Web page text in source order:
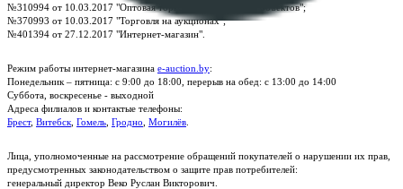
№310994 от 10.03.2017 "Оптовая торговля без торговых объектов";
№370993 от 10.03.2017 "Торговля на аукционах";
№401394 от 27.12.2017 "Интернет-магазин".
Режим работы интернет-магазина e-auction.by:
Понедельник – пятница: с 9:00 до 18:00, перерыв на обед: с 13:00 до 14:00
Суббота, воскресенье - выходной
Адреса филиалов и контактые телефоны:
Брест, Витебск Гомель Гродно Могилёв
Лица, уполномоченные на рассмотрение обращений покупателей о нарушении их прав,
предусмотренных законодательством о защите прав потребителей:
генеральный директор Веко Руслан Викторович.